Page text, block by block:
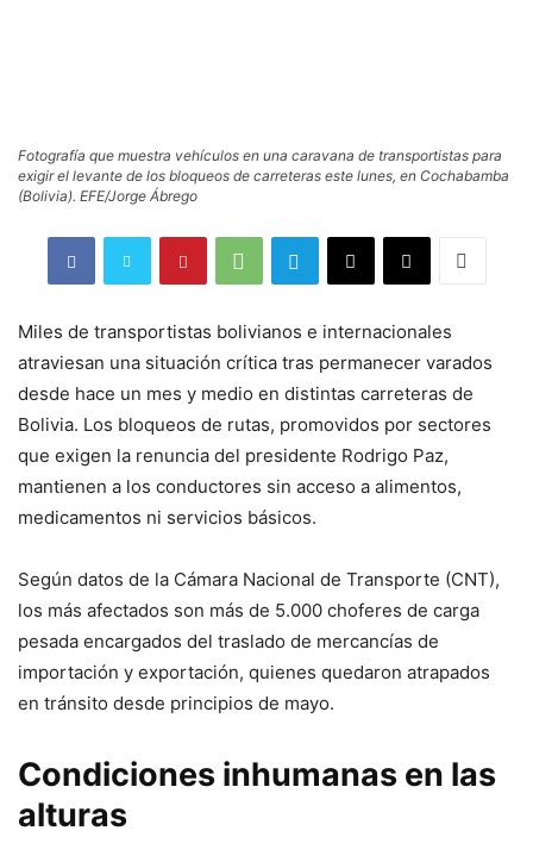
Fotografía que muestra vehículos en una caravana de transportistas para
exigir el levante de los bloqueos de carreteras este lunes, en Cochabamba
(Bolivia). EFE/Jorge Ábrego
Miles de transportistas bolivianos e internacionales
atraviesan una situación crítica tras permanecer varados
desde hace un mes y medio en distintas carreteras de
Bolivia. Los bloqueos de rutas, promovidos por sectores
que exigen la renuncia del presidente Rodrigo Paz,
mantienen a los conductores sin acceso a alimentos,
medicamentos ni servicios básicos.
Según datos de la Cámara Nacional de Transporte (CNT),
los más afectados son más de 5.000 choferes de carga
pesada encargados del traslado de mercancías de
importación y exportación, quienes quedaron atrapados
en tránsito desde principios de mayo.
Condiciones inhumanas en las
alturas